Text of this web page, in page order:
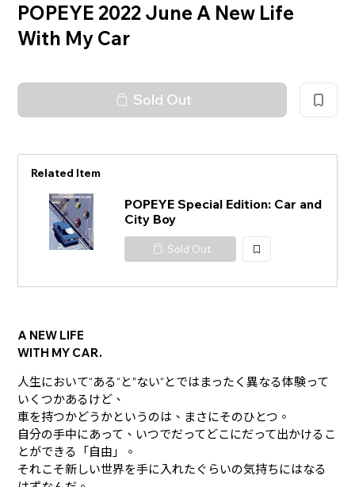
POPEYE 2022 June A New Life
With My Car
Sold Out
Related Item
POPEYE Special Edition: Car and
City Boy
Sold Out
加
A NEW LIFE
WITH MY CAR.
人生において“ある“と”ない“とではまったく異なる体験って
いくつかあるけど、
車を持つかどうかというのは、まさにそのひとつ。
自分の手中にあって、いつでだってどこにだって出かけるこ
とができる「自由」。
それこそ新しい世界を手に入れたぐらいの気持ちにはなる